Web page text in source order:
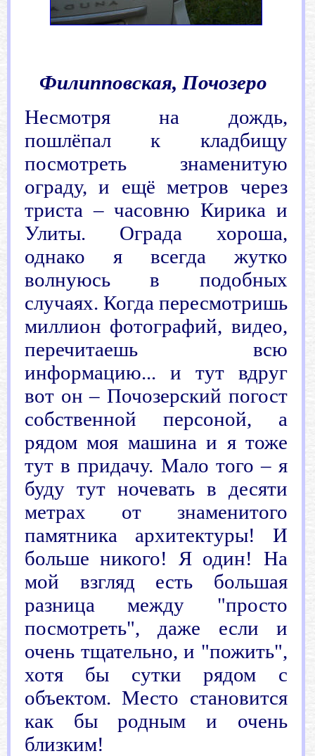
Филипповская, Почозеро
Несмотря на дождь,
пошлёпал к кладбищу
посмотреть знаменитую
ограду, и ещё метров через
триста – часовню Кирика и
Улиты. Ограда хороша,
однако я всегда жутко
волнуюсь в подобных
случаях. Когда пересмотришь
миллион фотографий, видео,
перечитаешь всю
информацию... и тут вдруг
вот он – Почозерский погост
собственной персоной, а
рядом моя машина и я тоже
тут в придачу. Мало того – я
буду тут ночевать в десяти
метрах от знаменитого
памятника архитектуры! И
больше никого! Я один! На
мой взгляд есть большая
разница между "просто
посмотреть", даже если и
очень тщательно, и "пожить",
хотя бы сутки рядом с
объектом. Место становится
как бы родным и очень
близким!